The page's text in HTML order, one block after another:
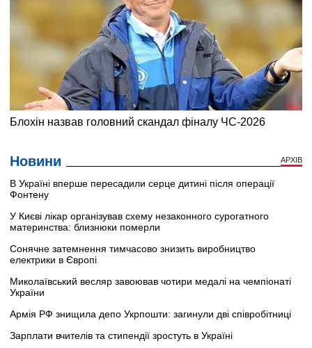
Новини АРХІВ
В Україні вперше пересадили серце дитині після операції
Фонтену
У Києві лікар організував схему незаконного сурогатного
материнства: близнюки померли
Сонячне затемнення тимчасово знизить виробництво
електрики в Європі
Миколаївський весляр завоював чотири медалі на чемпіонаті
України
Армія РФ знищила депо Укрпошти: загинули дві співробітниці
Зарплати вчителів та стипендії зростуть в Україні